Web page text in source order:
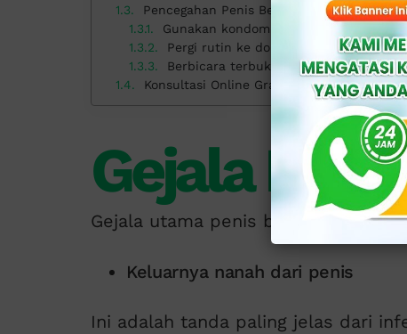
Pencegahan Penis Bernanah
Gunakan kondom (pengaman atau
Pergi rutin ke dokter ahli
Berbicara terbuka
Konsultasi Online Gratis Penis Bernanah
Gejala
Gejala utama penis bernanah
Keluarnya nanah dari penis
Ini adalah tanda paling jelas dari